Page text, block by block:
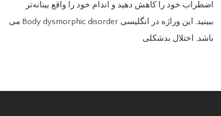
اضطراب خود را کاهش دهید و اندام خود را واقع بینانه‌تر
ببینید. این وراژه در انگلیسی Body dysmorphic disorder می
باشد. اختلال بدشکلی